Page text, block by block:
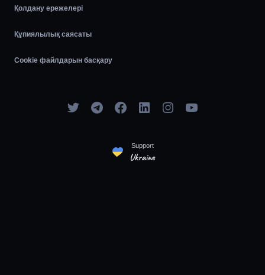
Қолдану ережелері
Құпиялылық саясаты
Cookie файлдарын басқару
Support
Ukraine